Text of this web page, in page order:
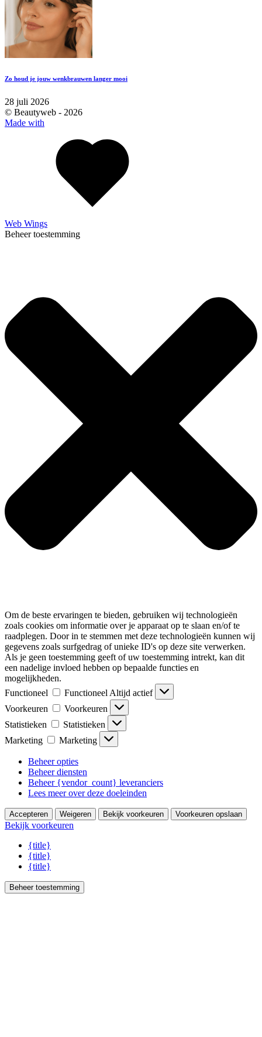
Zo houd je jouw wenkbrauwen langer mooi
28 juli 2026
© Beautyweb - 2026
Made with
Web Wings
Beheer toestemming
Om de beste ervaringen te bieden, gebruiken wij technologieën
zoals cookies om informatie over je apparaat op te slaan en/of te
raadplegen. Door in te stemmen met deze technologieën kunnen wij
gegevens zoals surfgedrag of unieke ID's op deze site verwerken.
Als je geen toestemming geeft of uw toestemming intrekt, kan dit
een nadelige invloed hebben op bepaalde functies en
mogelijkheden.
Functioneel
Functioneel Altijd actief
Voorkeuren
Voorkeuren
Statistieken
Statistieken
Marketing
Marketing
Beheer opties
Beheer diensten
Beheer {vendor_count} leveranciers
Lees meer over deze doeleinden
Accepteren Weigeren Bekijk voorkeuren Voorkeuren opslaan
Bekijk voorkeuren
{title}
{title}
{title}
Beheer toestemming